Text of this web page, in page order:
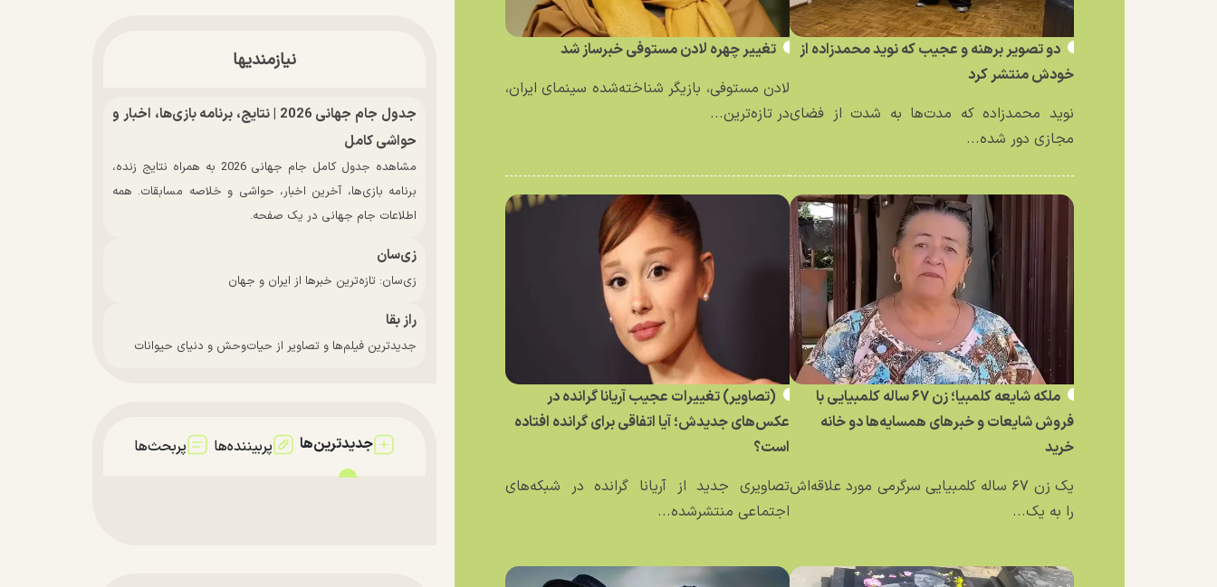
دو تصویر برهنه و عجیب که نوید محمدزاده از
خودش منتشر کرد
نوید محمدزاده که مدت‌ها به شدت از فضای
مجازی دور شده...
تغییر چهره لادن مستوفی خبرساز شد
لادن مستوفی، بازیگر شناخته‌شده سینمای ایران،
در تازه‌ترین...
ملکه شایعه کلمبیا؛ زن ۶۷ ساله کلمبیایی با
فروش شایعات و خبر‌های همسایه‌ها دو خانه
خرید
یک زن ۶۷ ساله کلمبیایی سرگرمی مورد علاقه‌اش
را به یک...
(تصاویر) تغییرات عجیب آریانا گرانده در
عکس‌های جدیدش؛ آیا اتفاقی برای گرانده افتاده
است؟
تصاویری جدید از آریانا گرانده در شبکه‌های
اجتماعی منتشرشده...
نیازمندیها
جدول جام جهانی 2026 | نتایج، برنامه بازی‌ها، اخبار و
حواشی کامل
مشاهده جدول کامل جام جهانی 2026 به همراه نتایج زنده،
برنامه بازی‌ها، آخرین اخبار، حواشی و خلاصه مسابقات. همه
اطلاعات جام جهانی در یک صفحه.
زی‌سان
زی‌سان: تازه‌ترین خبرها از ایران و جهان
راز بقا
جدیدترین فیلم‌ها و تصاویر از حیات‌وحش و دنیای حیوانات
جدیدترین‌ها پربیننده‌ها پربحث‌ها